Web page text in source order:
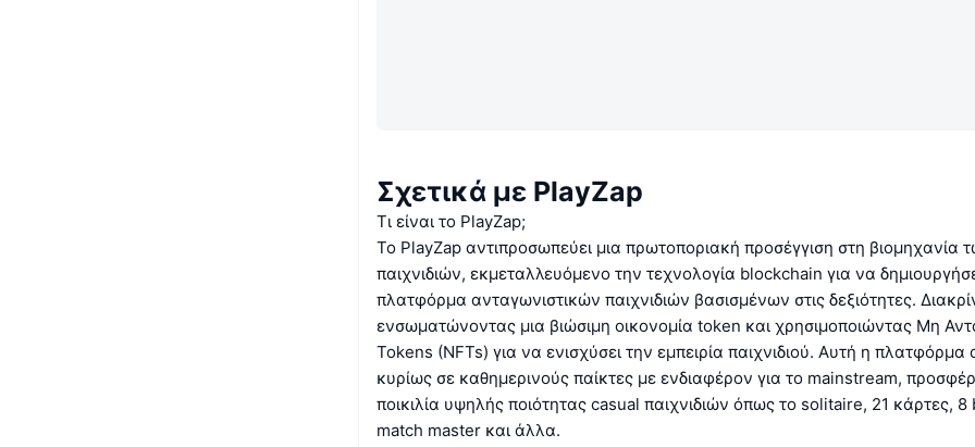
Σχετικά με PlayZap
Τι είναι το PlayZap;
Το PlayZap αντιπροσωπεύει μια πρωτοποριακή προσέγγιση στη βιομηχανία
παιχνιδιών, εκμεταλλευόμενο την τεχνολογία blockchain για να
πλατφόρμα ανταγωνιστικών παιχνιδιών βασισμένων στις δεξιότητες.
ενσωματώνοντας μια βιώσιμη οικονομία token και χρησιμοποιώντας Μη
Tokens (NFTs) για να ενισχύσει την εμπειρία παιχνιδιού. Αυτή η πλατφόρμα
κυρίως σε καθημερινούς παίκτες με ενδιαφέρον για το mainstream,
ποικιλία υψηλής ποιότητας casual παιχνιδιών όπως το solitaire, 21 κάρτες,
match master και άλλα.